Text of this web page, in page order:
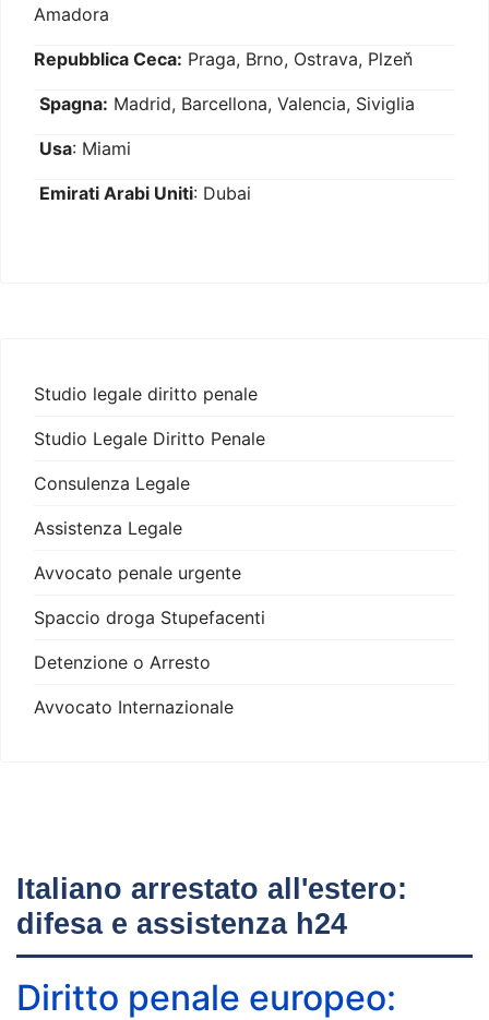
Amadora
Repubblica Ceca: Praga, Brno, Ostrava, Plzeň
Spagna: Madrid, Barcellona, Valencia, Siviglia
Usa: Miami
Emirati Arabi Uniti: Dubai
Studio legale diritto penale
Studio Legale Diritto Penale
Consulenza Legale
Assistenza Legale
Avvocato penale urgente
Spaccio droga Stupefacenti
Detenzione o Arresto
Avvocato Internazionale
Italiano arrestato all'estero:
difesa e assistenza h24
Diritto penale europeo: